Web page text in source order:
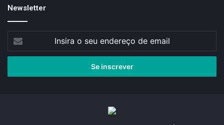
Newsletter
seu
de